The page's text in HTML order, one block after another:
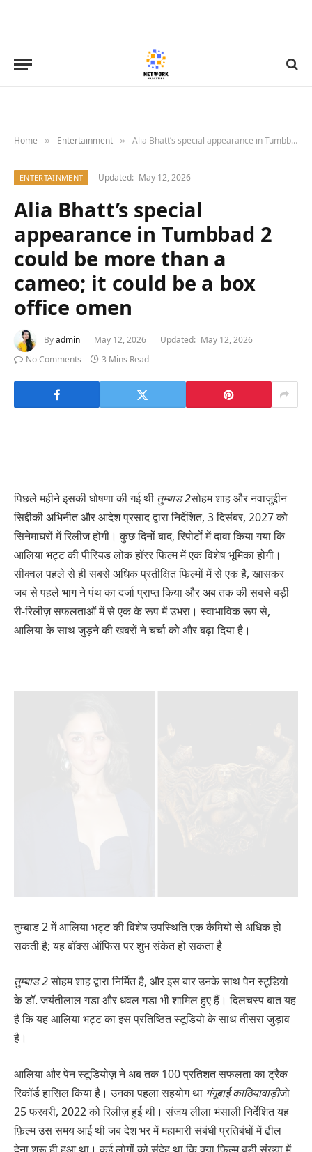
Home » Entertainment » Alia Bhatt’s special appearance in Tumbbad 2 could be more than a cameo; it could be a box office omen
ENTERTAINMENT Updated: May 12, 2026
Alia Bhatt’s special
appearance in Tumbbad 2
could be more than a
cameo; it could be a box
office omen
Byadmin May 12, 2026 Updated: May 12, 2026
No Comments
3 Mins Read
पिछले महीने इसकी घोषणा की गई थी तुम्बाड 2सोहम शाह और नवाजुद्दीन
सिद्दीकी अभिनीत और आदेश प्रसाद द्वारा निर्देशित, 3 दिसंबर, 2027 को
सिनेमाघरों में रिलीज होगी। कुछ दिनों बाद, रिपोर्टों में दावा किया गया कि
आलिया भट्ट की पीरियड लोक हॉरर फिल्म में एक विशेष भूमिका होगी।
सीक्वल पहले से ही सबसे अधिक प्रतीक्षित फिल्मों में से एक है, खासकर
जब से पहले भाग ने पंथ का दर्जा प्राप्त किया और अब तक की सबसे बड़ी
री-रिलीज़ सफलताओं में से एक के रूप में उभरा। स्वाभाविक रूप से,
आलिया के साथ जुड़ने की खबरों ने चर्चा को और बढ़ा दिया है।
तुम्बाड 2 में आलिया भट्ट की विशेष उपस्थिति एक कैमियो से अधिक हो
सकती है; यह बॉक्स ऑफिस पर शुभ संकेत हो सकता है
तुम्बाड 2सोहम शाह द्वारा निर्मित है, और इस बार उनके साथ पेन स्टूडियो
के डॉ. जयंतीलाल गडा और धवल गडा भी शामिल हुए हैं। दिलचस्प बात यह
है कि यह आलिया भट्ट का इस प्रतिष्ठित स्टूडियो के साथ तीसरा जुड़ाव
है।
आलिया और पेन स्टूडियोज़ ने अब तक 100 प्रतिशत सफलता का ट्रैक
रिकॉर्ड हासिल किया है। उनका पहला सहयोग था गंगूबाई काठियावाड़ीजो
25 फरवरी, 2022 को रिलीज़ हुई थी। संजय लीला भंसाली निर्देशित यह
फ़िल्म उस समय आई थी जब देश भर में महामारी संबंधी प्रतिबंधों में ढील